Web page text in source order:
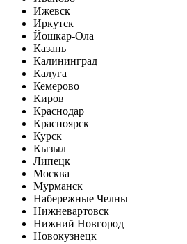
Ижевск
Иркутск
Йошкар-Ола
Казань
Калининград
Калуга
Кемерово
Киров
Краснодар
Красноярск
Курск
Кызыл
Липецк
Москва
Мурманск
Набережные Челны
Нижневартовск
Нижний Новгород
Новокузнецк